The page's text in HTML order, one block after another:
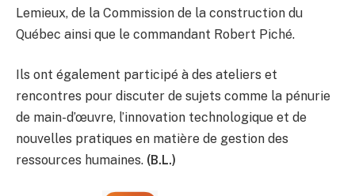
Lemieux, de la Commission de la construction du
Québec ainsi que le commandant Robert Piché.
Ils ont également participé à des ateliers et
rencontres pour discuter de sujets comme la pénurie
de main-d’œuvre, l’innovation technologique et de
nouvelles pratiques en matière de gestion des
ressources humaines. (B.L.)